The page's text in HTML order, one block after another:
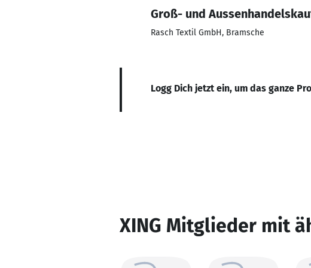
Groß- und
Rasch Textil GmbH, Bramsche
Logg Dich jetzt ein, um das ganze
XING Mitglieder mit